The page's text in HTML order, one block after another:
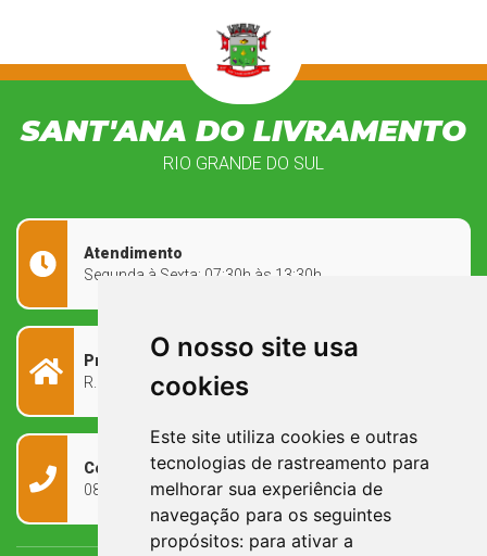
O nosso site usa
cookies
Este site utiliza cookies e outras
tecnologias de rastreamento para
melhorar sua experiência de
navegação para os seguintes
propósitos: para ativar a
SANT'ANA DO LIVRAMENTO
RIO GRANDE DO SUL
Atendimento
Segunda à Sexta: 07:30h às 13:30h
Prefeitura Municipal
R. Rivadávia Corrêa, 858 - Centro - RS, 97573-010
Contato
0800 090 2050